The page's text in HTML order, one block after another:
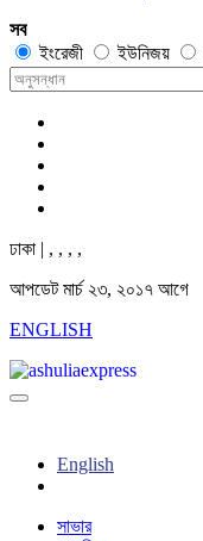
সব
ইংরেজী
ইউনিজয়
ঢাকা | , , , ,
আপডেট মার্চ ২৩, ২০১৭ আগে
ENGLISH
English
সাভার